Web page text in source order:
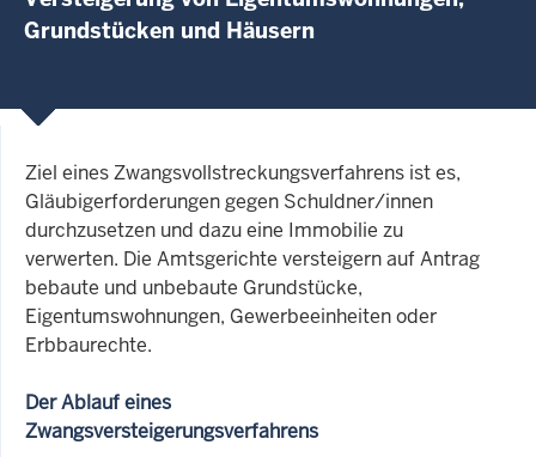
Grundstücken und Häusern
Ziel eines Zwangsvollstreckungsverfahrens ist es,
Gläubigerforderungen gegen Schuldner/innen
durchzusetzen und dazu eine Immobilie zu
verwerten. Die Amtsgerichte versteigern auf Antrag
bebaute und unbebaute Grundstücke,
Eigentumswohnungen, Gewerbeeinheiten oder
Erbbaurechte.
Der Ablauf eines
Zwangsversteigerungsverfahrens